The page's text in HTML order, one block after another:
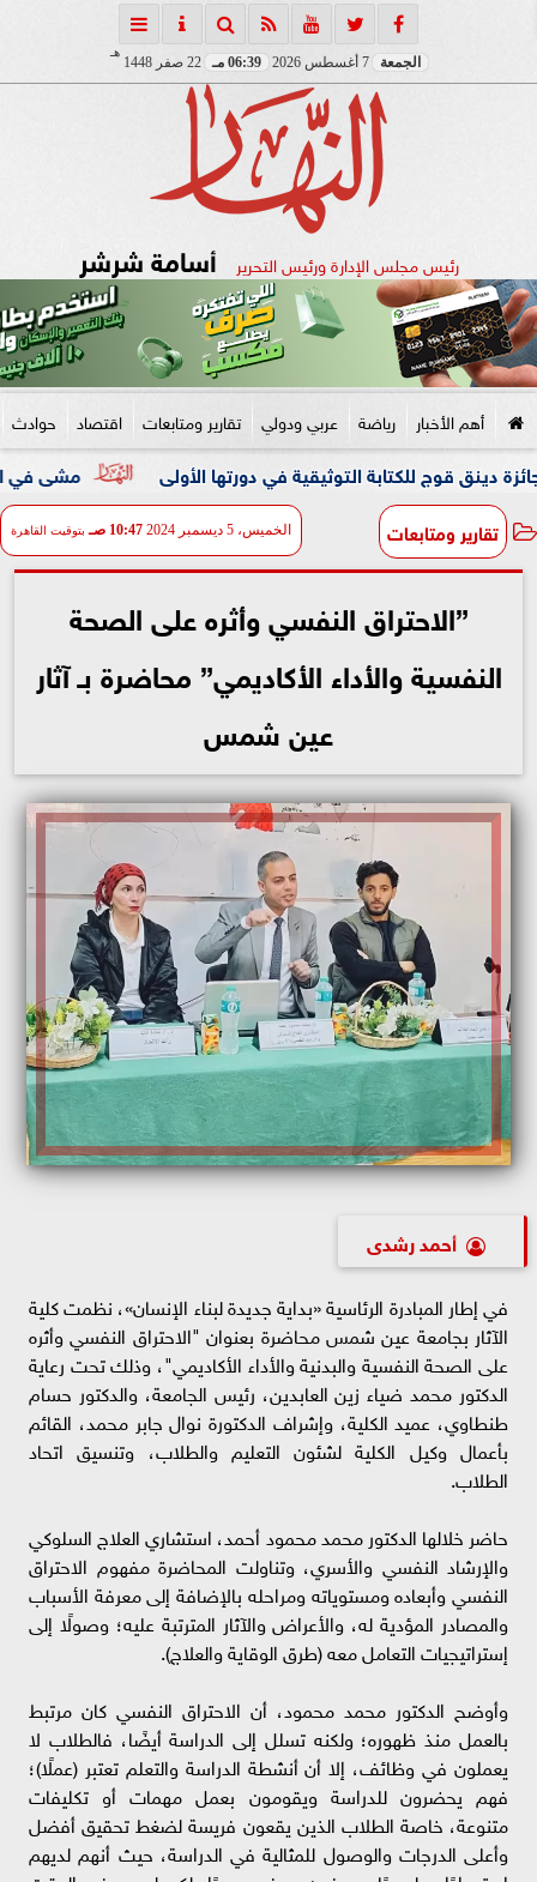
الجمعة 7 أغسطس 2026 06:39 مـ 22 صفر 1448
هـ
رئيس مجلس الإدارة ورئيس التحرير أسامة شرشر
أهم الأخبار رياضة عربي ودولي تقارير ومتابعات اقتصاد حوادث
مشى في الشارع من التوثيقية في دورتها الأولى
تقارير ومتابعات الخميس، 5 ديسمبر 2024 10:47 صـ بتوقيت القاهرة
”الاحتراق النفسي وأثره على الصحة
النفسية والأداء الأكاديمي” محاضرة بـ آثار
عين شمس
أحمد رشدى
في إطار المبادرة الرئاسية «بداية جديدة لبناء الإنسان»، نظمت كلية
الآثار بجامعة عين شمس محاضرة بعنوان "الاحتراق النفسي وأثره
على الصحة النفسية والبدنية والأداء الأكاديمي"، وذلك تحت رعاية
الدكتور محمد ضياء زين العابدين، رئيس الجامعة، والدكتور حسام
طنطاوي، عميد الكلية، وإشراف الدكتورة نوال جابر محمد، القائم
بأعمال وكيل الكلية لشئون التعليم والطلاب، وتنسيق اتحاد
الطلاب.
حاضر خلالها الدكتور محمد محمود أحمد، استشاري العلاج السلوكي
والإرشاد النفسي والأسري، وتناولت المحاضرة مفهوم الاحتراق
النفسي وأبعاده ومستوياته ومراحله بالإضافة إلى معرفة الأسباب
والمصادر المؤدية له، والأعراض والآثار المترتبة عليه؛ وصولًا إلى
إستراتيجيات التعامل معه (طرق الوقاية والعلاج).
وأوضح الدكتور محمد محمود، أن الاحتراق النفسي كان مرتبط
بالعمل منذ ظهوره؛ ولكنه تسلل إلى الدراسة أيضًا، فالطلاب لا
يعملون في وظائف، إلا أن أنشطة الدراسة والتعلم تعتبر (عملًا)؛
فهم يحضرون للدراسة ويقومون بعمل مهمات أو تكليفات
متنوعة، خاصة الطلاب الذين يقعون فريسة لضغط تحقيق أفضل
وأعلى الدرجات والوصول للمثالية في الدراسة، حيث أنهم لديهم